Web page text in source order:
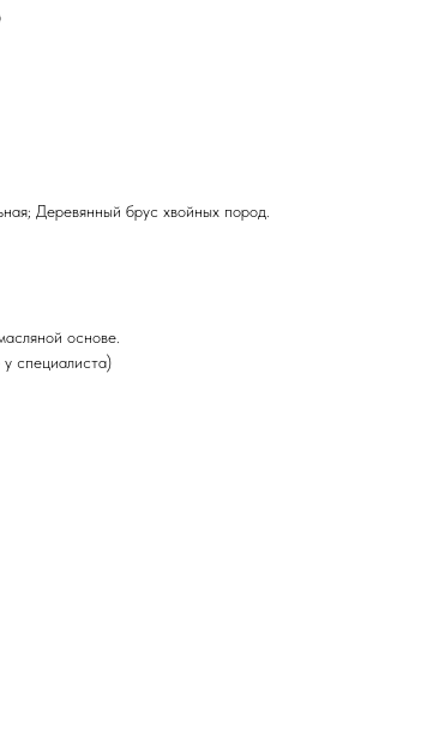
Деревянный брус хвойных пород.
основе.
специалиста)